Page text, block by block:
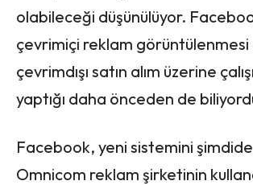
olabileceği düşünülüyor.
çevrimiçi reklam görüntülenmesi
çevrimdışı satın alım üzerine
yaptığı daha önceden de
Facebook, yeni sistemini
Omnicom reklam şirketinin